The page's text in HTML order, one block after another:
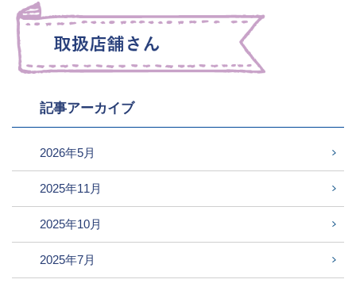
記事アーカイブ
2026年5月
2025年11月
2025年10月
2025年7月